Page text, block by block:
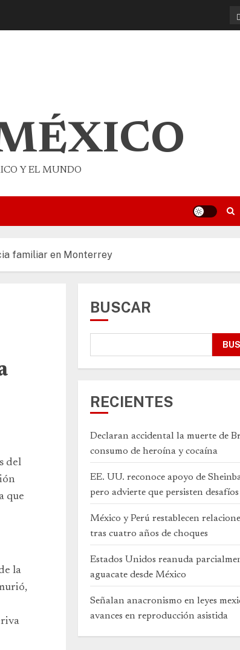
Y EL MUNDO
familiar en Monterrey
del
que
la
BUSCAR
RECIENTES
Declaran accidental la muerte de
consumo de heroína y cocaína
EE. UU. reconoce apoyo de
pero advierte que persisten desafíos
México y Perú restablecen
tras cuatro años de choques
Estados Unidos reanuda
aguacate desde México
Señalan anacronismo en leyes
avances en reproducción asistida